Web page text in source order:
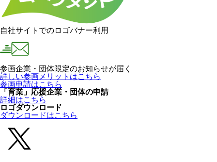
自社サイトでのロゴバナー利用
参画企業・団体限定のお知らせが届く
詳しい参画メリットはこちら
参画申請はこちら
「育業」応援企業・団体の申請
詳細はこちら
ロゴダウンロード
ダウンロードはこちら